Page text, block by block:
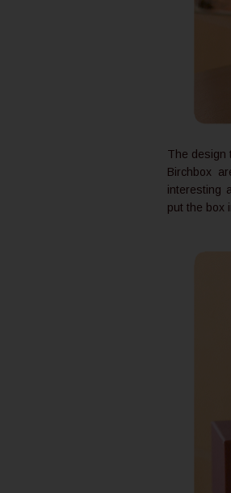
The design
Birchbox
interesting
put the box